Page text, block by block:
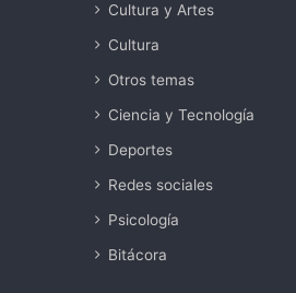
Cultura y Artes
Cultura
Otros temas
Ciencia y Tecnología
Deportes
Redes sociales
Psicología
Bitácora